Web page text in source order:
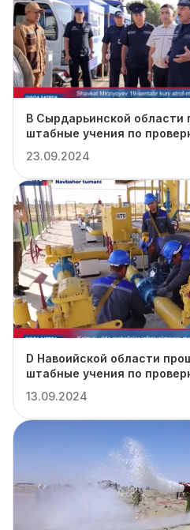
В Сырдарьинской
штабные учения по
отопительному сезону.
23.09.2024
D Навоийской области
штабные учения по
отопительному сезону.
13.09.2024